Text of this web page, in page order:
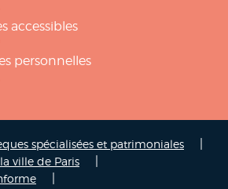
accessibles
personnelles
spécialisées et patrimoniales
ville de Paris